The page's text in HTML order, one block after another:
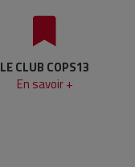
LE CLUB COPS13
En savoir +